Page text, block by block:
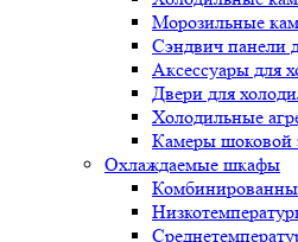
Морозильные
Сэндвич панели
Аксессуары для
Двери для
Холодильные
Камеры шоковой
Охлаждаемые шкафы